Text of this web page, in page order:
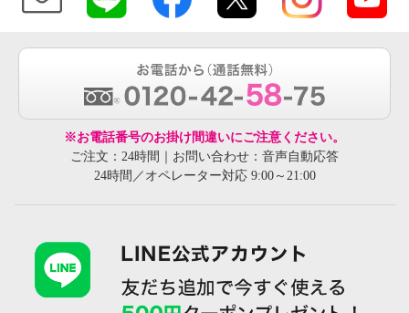
※お電話番号のお掛け間違いにご注意ください。
ご注文：24時間｜お問い合わせ：音声自動応答
24時間／オペレーター対応 9:00～21:00